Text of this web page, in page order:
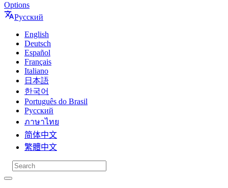
Options
Русский
English
Deutsch
Español
Français
Italiano
日本語
한국어
Português do Brasil
Русский
ภาษาไทย
简体中文
繁體中文